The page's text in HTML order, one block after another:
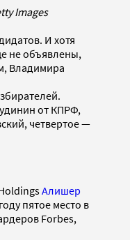
Images
И хотя
не объявлены,
Владимира
от КПРФ,
четвертое —
Алишер
пятое место в
Forbes,